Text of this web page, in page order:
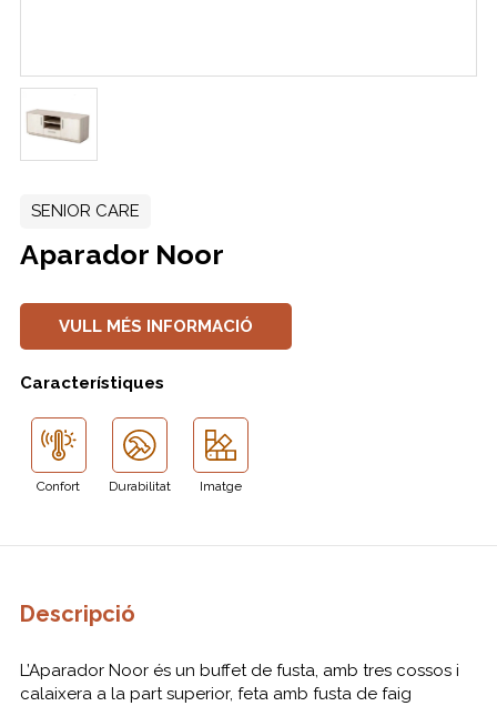
SENIOR CARE
Aparador Noor
VULL MÉS INFORMACIÓ
Característiques
Confort Durabilitat Imatge
Descripció
L’Aparador Noor és un buffet de fusta, amb tres cossos i
calaixera a la part superior, feta amb fusta de faig